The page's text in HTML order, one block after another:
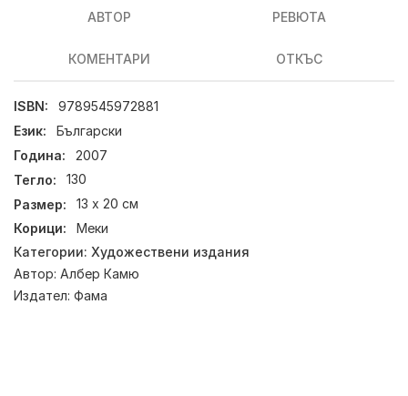
АВТОР РЕВЮТА
КОМЕНТАРИ ОТКЪС
ISBN:
9789545972881
Език:
Български
Година:
2007
Тегло:
130
Размер:
13 х 20 см
Корици:
Меки
Категории: Художествени издания
Автор: Албер Камю
Издател: Фама